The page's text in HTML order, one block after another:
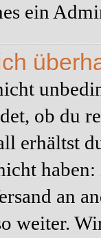
ein
ob du
erhältst
an
weiter.